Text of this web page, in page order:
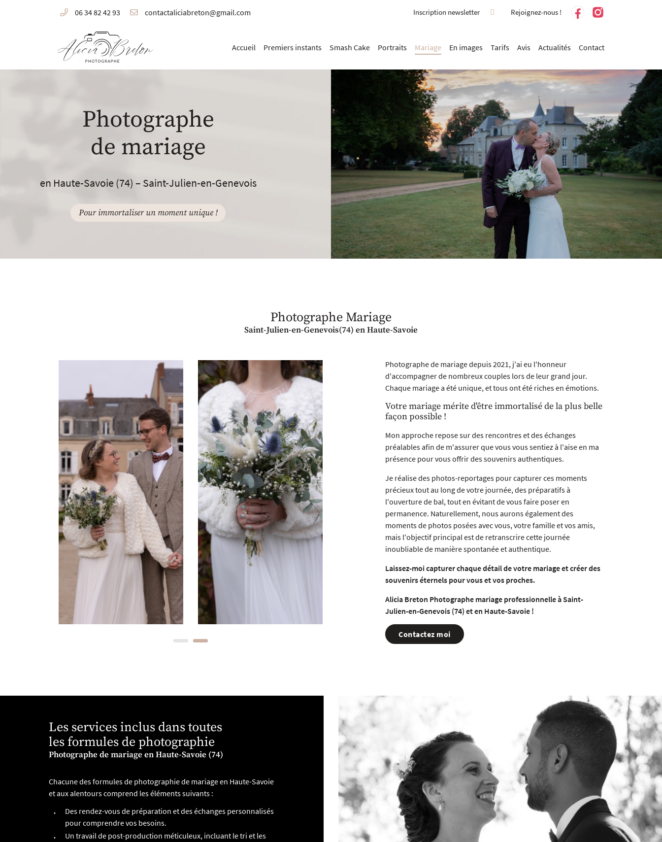
06 34 82 42 93 Inscription newsletter Rejoignez-nous !
Accueil Premiers instants Smash Cake Portraits Mariage En images Tarifs Avis Actualités Contact
74160 Saint-Julien-en-Genevois
06 34 82 42 93
Adresse email de réception
Photographe
de mariage
en Haute-Savoie (74) – Saint-Julien-en-Genevois
Pour immortaliser un moment unique !
Photographe Mariage
Saint-Julien-en-Genevois(74) en Haute-Savoie
Photographe de mariage depuis 2021, j'ai eu l'honneur
d'accompagner de nombreux couples lors de leur grand jour.
Chaque mariage a été unique, et tous ont été riches en émotions.
Votre mariage mérite d'être immortalisé de la plus belle
façon possible !
Mon approche repose sur des rencontres et des échanges
préalables afin de m'assurer que vous vous sentiez à l'aise en ma
présence pour vous offrir des souvenirs authentiques.
Je réalise des photos-reportages pour capturer ces moments
précieux tout au long de votre journée, des préparatifs à
l'ouverture de bal, tout en évitant de vous faire poser en
permanence. Naturellement, nous aurons également des
moments de photos posées avec vous, votre famille et vos amis,
mais l'objectif principal est de retranscrire cette journée
inoubliable de manière spontanée et authentique.
Laissez-moi capturer chaque détail de votre mariage et créer des
souvenirs éternels pour vous et vos proches.
Alicia Breton Photographe mariage professionnelle à Saint-
Julien-en-Genevois (74) et en Haute-Savoie !
Contactez moi
Les services inclus dans toutes
les formules de photographie
Photographe de mariage en Haute-Savoie (74)
Chacune des formules de photographie de mariage en Haute-Savoie
et aux alentours comprend les éléments suivants :
Des rendez-vous de préparation et des échanges personnalisés
pour comprendre vos besoins.
Un travail de post-production méticuleux, incluant le tri et les